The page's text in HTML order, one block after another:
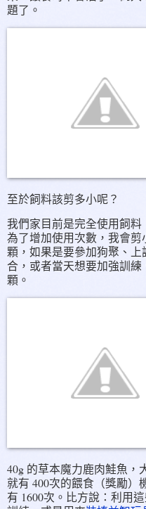
題了。
至於飼料該剪多小呢？
我們家目前是完全使用飼料
為了增加使用次數，我會
顆，如果是要參加狗聚、
合，或者當天想要加強訓練
顆。
40g 的草本魔力鹿肉鮭魚，
就有 400次的餵食（獎勵）
有 1600次。比方說：利用